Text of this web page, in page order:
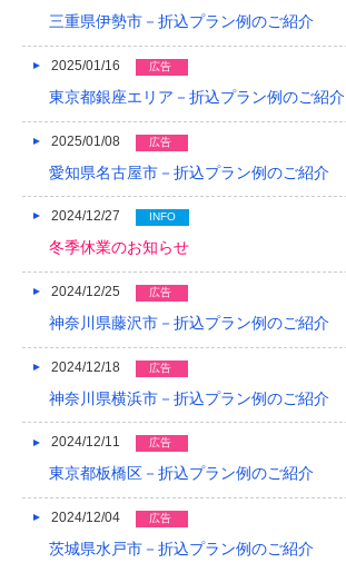
2014/03
2014/01
2013/12
2013/11
2013/10
2013/07
2013/06
2013/05
2013/04
2013/03
三重県伊勢市－折込プラン例のご紹介
2025/01/16 広告
東京都銀座エリア－折込プラン例のご紹介
2025/01/08 広告
愛知県名古屋市－折込プラン例のご紹介
2024/12/27 INFO
冬季休業のお知らせ
2024/12/25 広告
神奈川県藤沢市－折込プラン例のご紹介
2024/12/18 広告
神奈川県横浜市－折込プラン例のご紹介
2024/12/11 広告
東京都板橋区－折込プラン例のご紹介
2024/12/04 広告
茨城県水戸市－折込プラン例のご紹介